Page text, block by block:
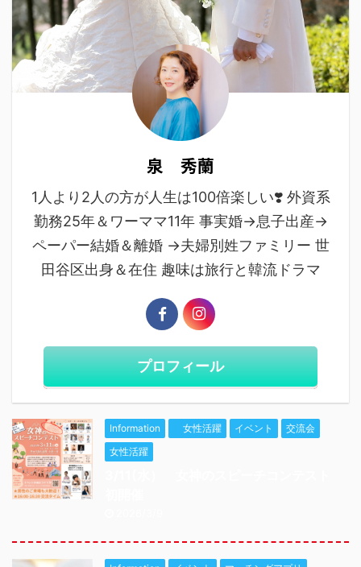
泉 秀蘭
1人より2人の方が人生は100倍楽しい❣️ 外資系
勤務25年＆ワーママ11年 事実婚→息子出産→
ペーパー結婚＆離婚 →夫婦別姓ファミリー 世
田谷区出身＆在住 趣味は旅行と韓流ドラマ
プロフィール
Information 女性活躍 イベント
交流会
女性活躍